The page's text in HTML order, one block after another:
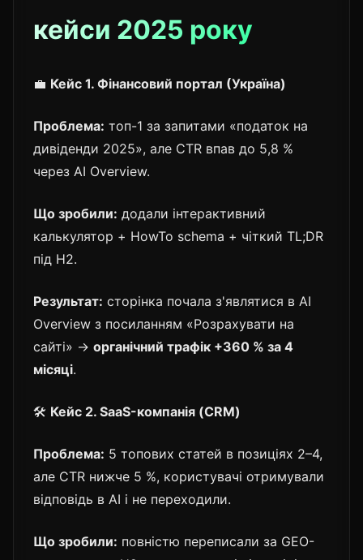
кейси 2025 року
💼 Кейс 1. Фінансовий портал (Україна)
Проблема: топ-1 за запитами «податок на
дивіденди 2025», але CTR впав до 5,8 %
через AI Overview.
Що зробили: додали інтерактивний
калькулятор + HowTo schema + чіткий TL;DR
під H2.
Результат: сторінка почала з'являтися в AI
Overview з посиланням «Розрахувати на
сайті» → органічний трафік +360 % за 4
місяці.
🛠️ Кейс 2. SaaS-компанія (CRM)
Проблема: 5 топових статей в позиціях 2–4,
але CTR нижче 5 %, користувачі отримували
відповідь в AI і не переходили.
Що зробили: повністю переписали за GEO-